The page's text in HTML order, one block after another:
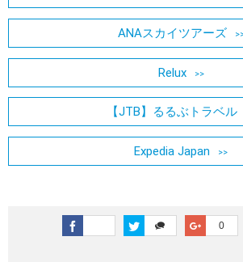
ANAスカイツアーズ
Relux
【JTB】るるぶトラベル
Expedia Japan
0